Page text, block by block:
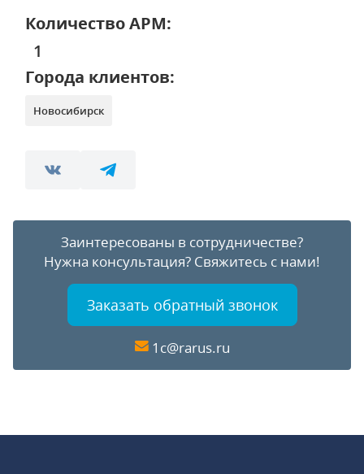
Количество АРМ:
1
Города клиентов:
Новосибирск
Заинтересованы в сотрудничестве?
Нужна консультация? Свяжитесь с нами!
Заказать обратный звонок
1c@rarus.ru